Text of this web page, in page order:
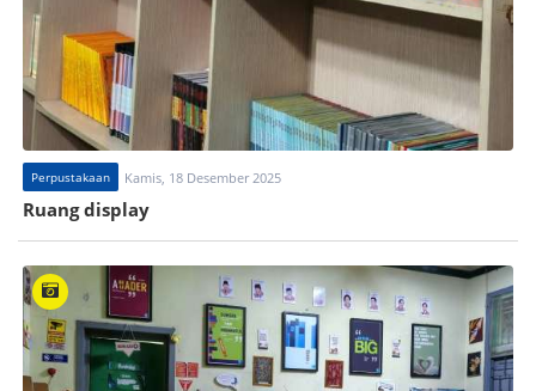
Perpustakaan Kamis, 18 Desember 2025
Ruang display